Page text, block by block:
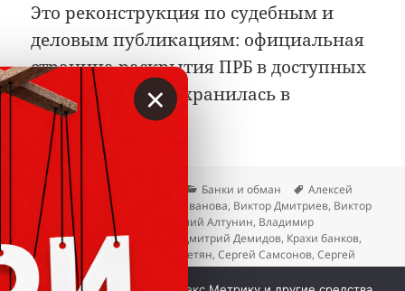
Это реконструкция по судебным и
деловым публикациям: официальная
страница раскрытия ПРБ в доступных
источниках не сохранилась в
пригодном виде.
Опубликовано
07.07.2026 Рубрики
Банки и обман Метки
Алексей
Буздалин
Андрей Гак Вера Иванова, Виктор Дмитриев, Виктор
Евкин
Виктор Шабров Виталий Алтунин, Владимир
Боголюбский ,Гагик Балаян Дмитрий Демидов, Крахи банков,
Олег Курбатов
Сергей Айрапетян,Сергей Самсонов,Сергей
Юнин
Татьяна Донских
Юрий Левитас
Добавить комментарий
к записи ПРБ не смог вернуть
×